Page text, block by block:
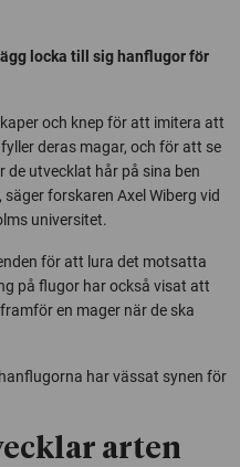
locka till sig hanflugor för
och knep för att imitera att
deras magar, och för att se
utvecklat hår på sina ben
forskaren Axel Wiberg vid
universitet.
för att lura det motsatta
på flugor har också visat att
en mager när de ska
har vässat synen för
arten